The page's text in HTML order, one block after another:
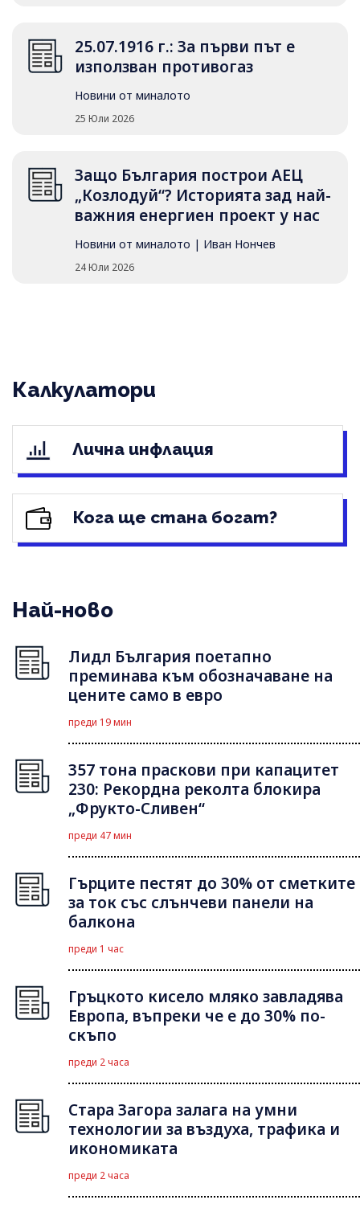
25.07.1916 г.: За първи път е
използван противогаз
Новини от миналото
25 Юли 2026
Защо България построи АЕЦ
„Козлодуй“? Историята зад най-
важния енергиен проект у нас
Новини от миналото | Иван Нончев
24 Юли 2026
Калкулатори
Лична инфлация
Кога ще стана богат?
Най-ново
Лидл България поетапно
преминава към обозначаване на
цените само в евро
преди 19 мин
357 тона праскови при капацитет
230: Рекордна реколта блокира
„Фрукто-Сливен“
преди 47 мин
Гърците пестят до 30% от сметките
за ток със слънчеви панели на
балкона
преди 1 час
Гръцкото кисело мляко завладява
Европа, въпреки че е до 30% по-
скъпо
преди 2 часа
Стара Загора залага на умни
технологии за въздуха, трафика и
икономиката
преди 2 часа